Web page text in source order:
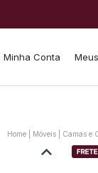
Minha Conta
Home Móveis Camas e